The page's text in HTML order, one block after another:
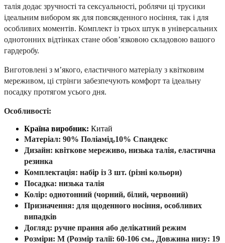
талія додає зручності та сексуальності, роблячи ці трусики
ідеальним вибором як для повсякденного носіння, так і для
особливих моментів. Комплект із трьох штук в універсальних
однотонних відтінках стане обов’язковою складовою вашого
гардеробу.
Виготовлені з м’якого, еластичного матеріалу з квітковим
мереживом, ці стрінги забезпечують комфорт та ідеальну
посадку протягом усього дня.
Особливості:
Країна виробник: Китай
Матеріал: 90% Поліамід,10% Спандекс
Дизайн: квіткове мереживо, низька талія, еластична
резинка
Комплектація: набір із 3 шт. (різні кольори)
Посадка: низька талія
Колір: однотонний (чорний, білий, червоний)
Призначення: для щоденного носіння, особливих
випадків
Догляд: ручне прання або делікатний режим
Розміри: M (Розмір талії: 60-106 см., Довжина низу: 19